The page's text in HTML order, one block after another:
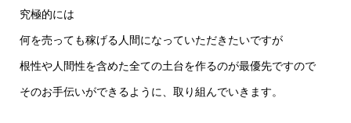
究極的には
何を売っても稼げる人間になっていただきたいですが
根性や人間性を含めた全ての土台を作るのが最優先ですので
そのお手伝いができるように、取り組んでいきます。